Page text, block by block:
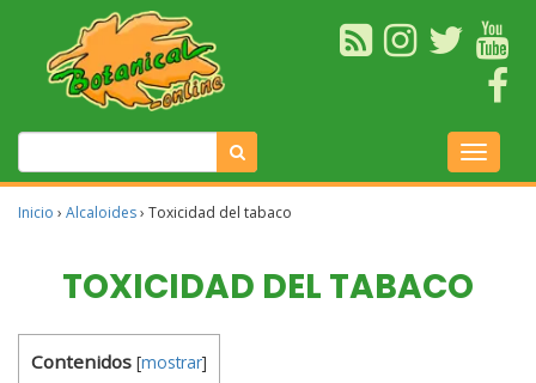
Inicio › Alcaloides› Toxicidad del tabaco
TOXICIDAD DEL TABACO
Contenidos [mostrar]